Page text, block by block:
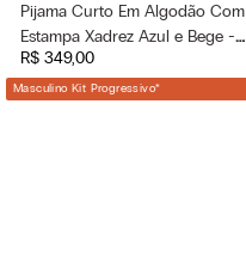
Pijama Curto Em Algodão Com
Estampa Xadrez Azul e Bege -
Azul
R$ 349,00
Masculino Kit Progressivo*